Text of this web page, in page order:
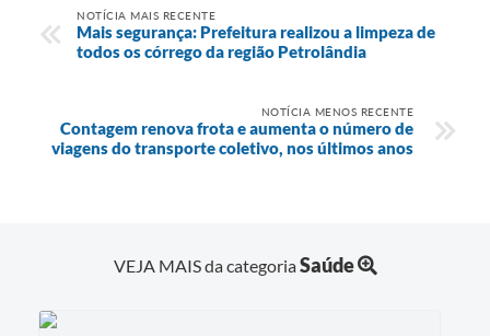
NOTÍCIA MAIS RECENTE
Mais segurança: Prefeitura realizou a limpeza de
todos os córrego da região Petrolândia
NOTÍCIA MENOS RECENTE
Contagem renova frota e aumenta o número de
viagens do transporte coletivo, nos últimos anos
VEJA MAIS da categoriaSaúde